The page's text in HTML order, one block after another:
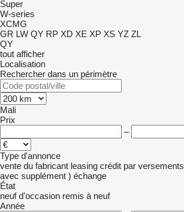
Super
W-series
XCMG
GR LW QY RP XD XE XP XS YZ ZL
QY
tout afficher
Localisation
Rechercher dans un périmètre
Mali
Prix
–
Type d'annonce
vente du fabricant leasing crédit par versements
avec supplément ) échange
État
neuf d'occasion remis à neuf
Année